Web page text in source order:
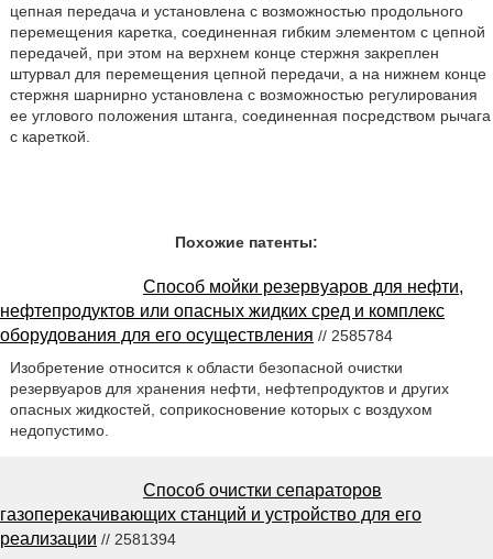
цепная передача и установлена с возможностью продольного
перемещения каретка, соединенная гибким элементом с цепной
передачей, при этом на верхнем конце стержня закреплен
штурвал для перемещения цепной передачи, а на нижнем конце
стержня шарнирно установлена с возможностью регулирования
ее углового положения штанга, соединенная посредством рычага
с кареткой.
Похожие патенты:
Способ мойки резервуаров для нефти,
нефтепродуктов или опасных жидких сред и комплекс
оборудования для его осуществления // 2585784
Изобретение относится к области безопасной очистки
резервуаров для хранения нефти, нефтепродуктов и других
опасных жидкостей, соприкосновение которых с воздухом
недопустимо.
Способ очистки сепараторов
газоперекачивающих станций и устройство для его
реализации // 2581394